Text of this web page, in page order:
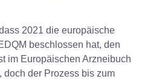
2021 die europäische
beschlossen hat, den
im Europäischen Arzneibuch
doch der Prozess bis zum